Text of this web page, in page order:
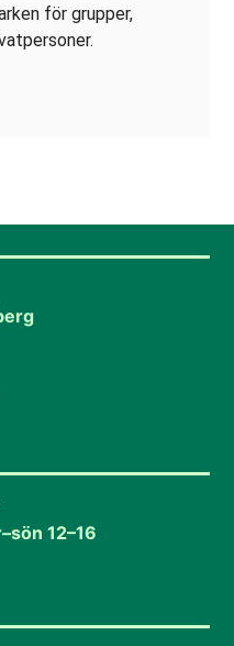
för grupper,
12–16